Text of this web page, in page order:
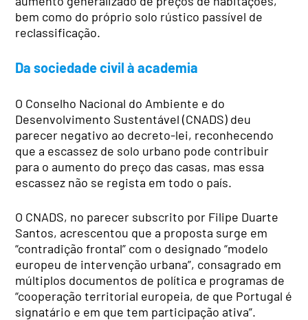
bem como do próprio solo rústico passível de
reclassificação.
Da sociedade civil à academia
O Conselho Nacional do Ambiente e do
Desenvolvimento Sustentável (CNADS) deu
parecer negativo ao decreto-lei, reconhecendo
que a escassez de solo urbano pode contribuir
para o aumento do preço das casas, mas essa
escassez não se regista em todo o país.
O CNADS, no parecer subscrito por Filipe Duarte
Santos, acrescentou que a proposta surge em
“contradição frontal” com o designado “modelo
europeu de intervenção urbana”, consagrado em
múltiplos documentos de política e programas de
“cooperação territorial europeia, de que Portugal é
signatário e em que tem participação ativa”.